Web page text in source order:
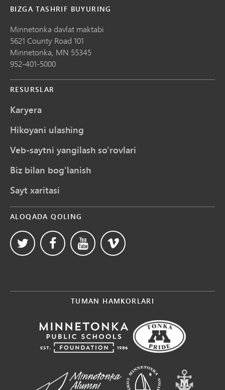
BIZGA TASHRIF BUYURING
Minnetonka davlat maktabi
5621 County Road 101
Minnetonka, MN 55345
952-401-5000
RESURSLAR
Karyera
Hikoyani ulashing
Veb-saytni yangilash so'rovlari
Biz bilan bog'lanish
Sayt xaritasi
ALOQADA QOLING
TUMAN HAMKORLARI